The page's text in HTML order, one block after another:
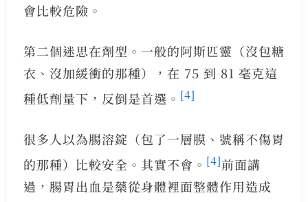
會比較危險。
第二個迷思在劑型。一般的阿斯匹靈（沒包糖
衣、沒加緩衝的那種），在 75 到 81 毫克這
種低劑量下，反倒是首選。 [4]
很多人以為腸溶錠（包了一層膜、號稱不傷胃
的那種）比較安全。其實不會。 [4]前面講
過，腸胃出血是藥從身體裡面整體作用造成